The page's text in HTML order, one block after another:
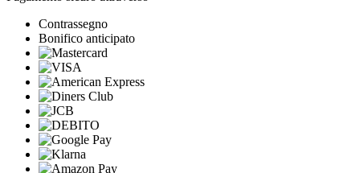
Contrassegno
Bonifico anticipato